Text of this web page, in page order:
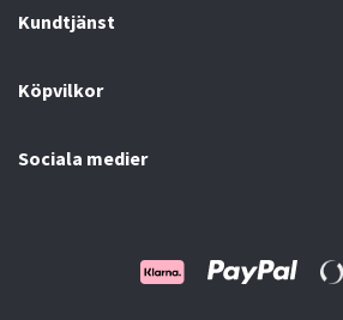
Kundtjänst
Köpvilkor
Sociala medier